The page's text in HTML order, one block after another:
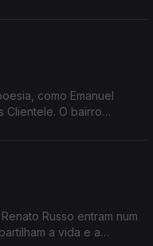
como Emanuel
O bairro
a vida e a